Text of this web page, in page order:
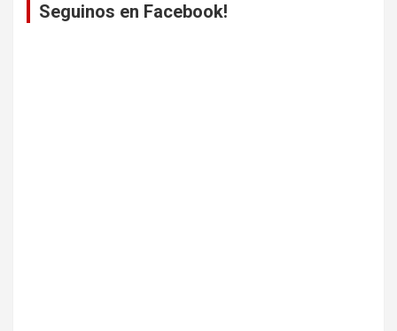
Seguinos en Facebook!